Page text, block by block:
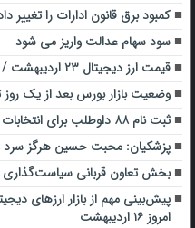
کمبود برق قانون ادارات را تغییر داد
سود سهام عدالت واریز می شود
قیمت ارز دیجیتال ۲۳ اردیبهشت / بازار سبز شد!
وضعیت بازار بورس بعد از یک روز
ثبت نام ۸۸ داوطلب برای انتخابات مجلس خبرگان رهبری
پزشکیان: محبت حسین هرگز
بخش تعاون قربانی
پیش‌بینی مهم از بازار ارزهای
امروز ۱۶ اردیبهشت